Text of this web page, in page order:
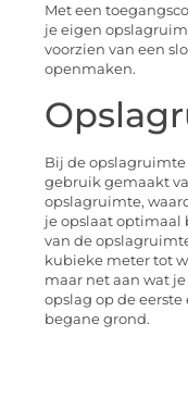
Met een
je eigen
voorzien van een
openmaken.
Bij de
gebruik gemaakt
opslagruimte,
je opslaat optimaal
van de
kubieke meter tot
maar net aan wat
opslag op de
begane grond.